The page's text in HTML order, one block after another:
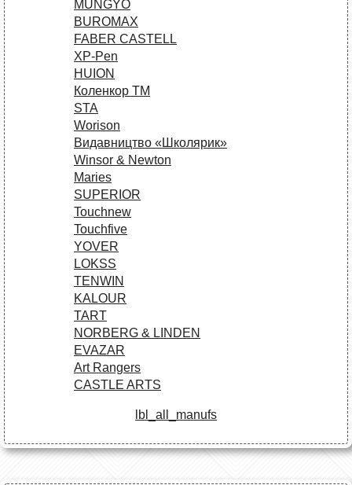
MUNGYO
BUROMAX
FABER CASTELL
XP-Pen
HUION
Коленкор ТМ
STA
Worison
Видавництво «Школярик»
Winsor & Newton
Maries
SUPERIOR
Touchnew
Touchfive
YOVER
LOKSS
TENWIN
KALOUR
TART
NORBERG & LINDEN
EVAZAR
Art Rangers
CASTLE ARTS
lbl_all_manufs